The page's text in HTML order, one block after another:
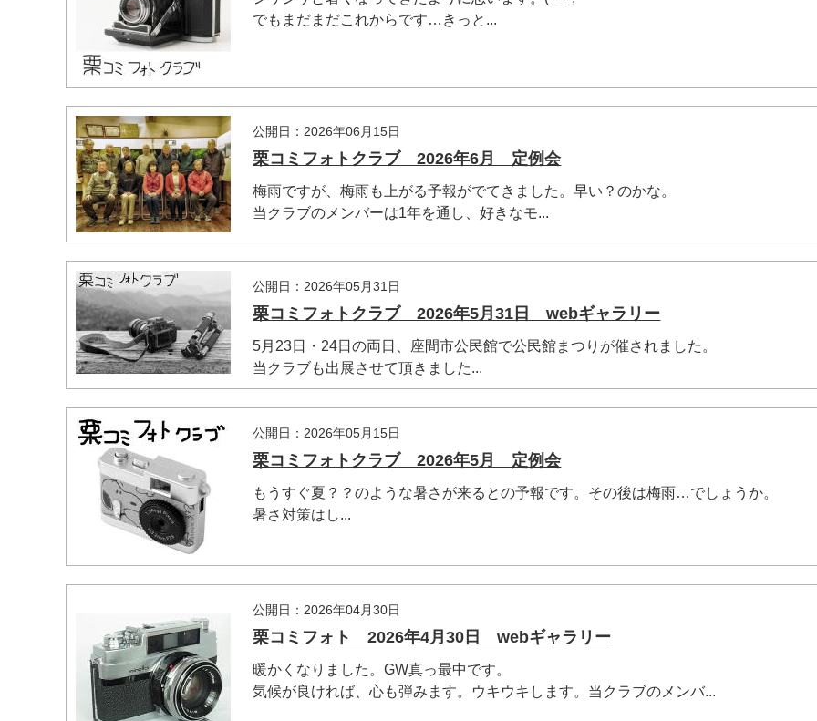
でもまだまだこれからです…きっと...
公開日：2026年06月15日
栗コミフォトクラブ 2026年6月 定例会
梅雨ですが、梅雨も上がる予報がでてきました。早い？のかな。
当クラブのメンバーは1年を通し、好きなモ...
公開日：2026年05月31日
栗コミフォトクラブ 2026年5月31日 webギャラリー
5月23日・24日の両日、座間市公民館で公民館まつりが催されました。
当クラブも出展させて頂きました...
公開日：2026年05月15日
栗コミフォトクラブ 2026年5月 定例会
もうすぐ夏？？のような暑さが来るとの予報です。その後は梅雨…でしょうか。
暑さ対策はし...
公開日：2026年04月30日
栗コミフォト 2026年4月30日 webギャラリー
暖かくなりました。GW真っ最中です。
気候が良ければ、心も弾みます。ウキウキします。当クラブのメンバ...